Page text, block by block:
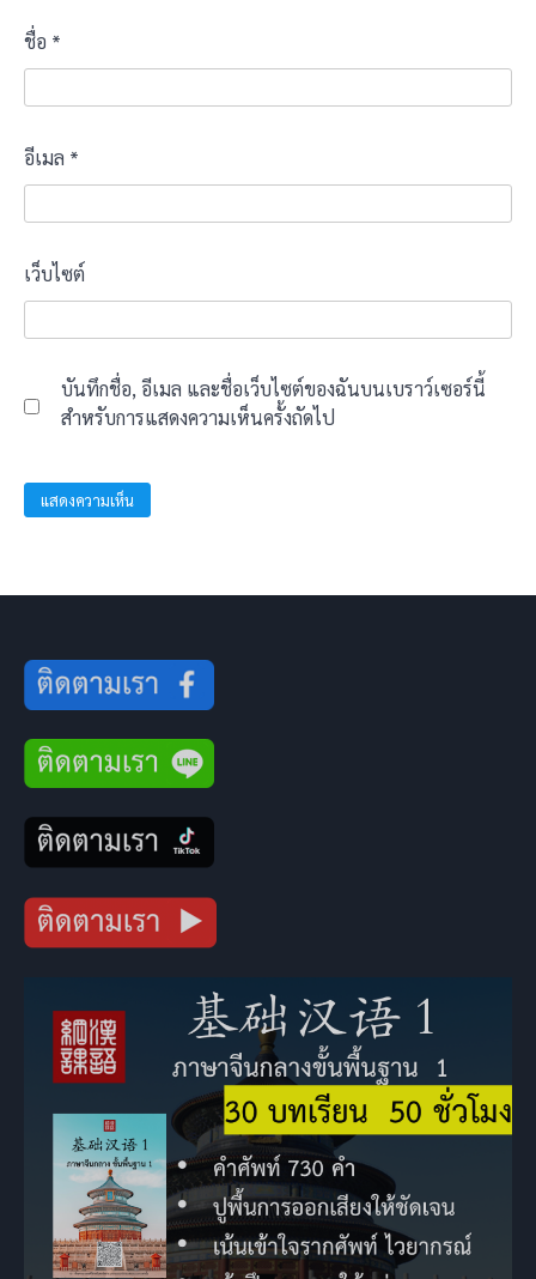
ชื่อ *
อีเมล *
เว็บไซต์
บันทึกชื่อ, อีเมล และชื่อเว็บไซต์ของฉันบนเบราว์เซอร์นี้
สำหรับการแสดงความเห็นครั้งถัดไป